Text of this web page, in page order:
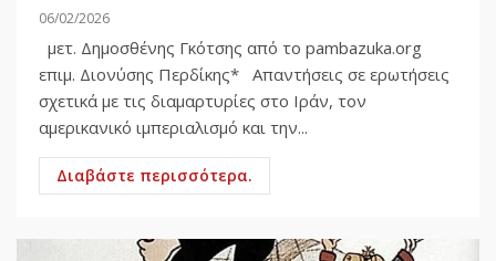
06/02/2026
μετ. Δημοσθένης Γκότσης από το pambazuka.org
επιμ. Διονύσης Περδίκης* Απαντήσεις σε ερωτήσεις
σχετικά με τις διαμαρτυρίες στο Ιράν, τον
αμερικανικό ιμπεριαλισμό και την...
Διαβάστε περισσότερα.